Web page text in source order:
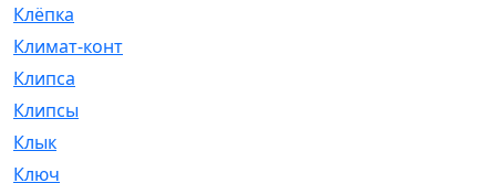
Клёпка
Климат-контроль
Клипса
Клипсы
Клык
Ключ